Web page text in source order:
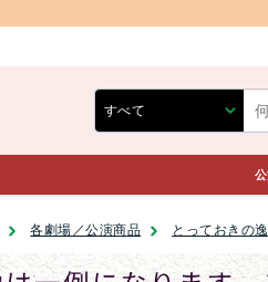
各劇場／公演商品 とっておきの